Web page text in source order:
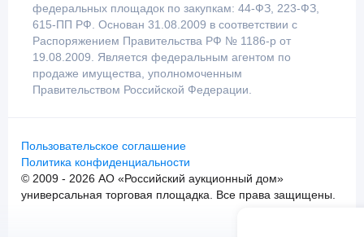
федеральных площадок по закупкам: 44-ФЗ, 223-ФЗ,
615-ПП РФ. Основан 31.08.2009 в соответствии с
Распоряжением Правительства РФ № 1186-р от
19.08.2009. Является федеральным агентом по
продаже имущества, уполномоченным
Правительством Российской Федерации.
Пользовательское соглашение
Политика конфиденциальности
© 2009 - 2026 АО «Российский аукционный дом»
универсальная торговая площадка. Все права защищены.